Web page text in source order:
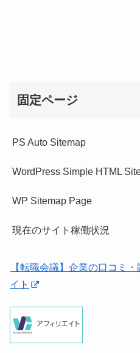
固定ページ
PS Auto Sitemap
WordPress Simple HTML
WP Sitemap Page
現在のサイト稼働状況
【転職会議】企業の口コミ
イト